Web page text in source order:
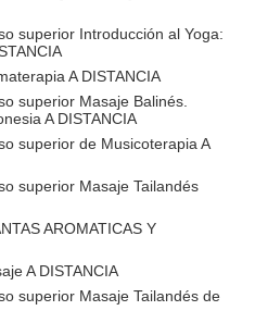
superior Introducción al Yoga:
A DISTANCIA
superior Masaje Balinés.
A DISTANCIA
superior de Musicoterapia A
superior Masaje Tailandés
AROMATICAS Y
A DISTANCIA
superior Masaje Tailandés de